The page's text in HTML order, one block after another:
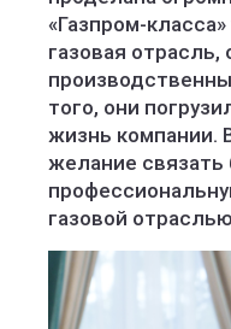
«Газпром-
газовая отрасль,
того, они
жизнь компании.
желание
газовой